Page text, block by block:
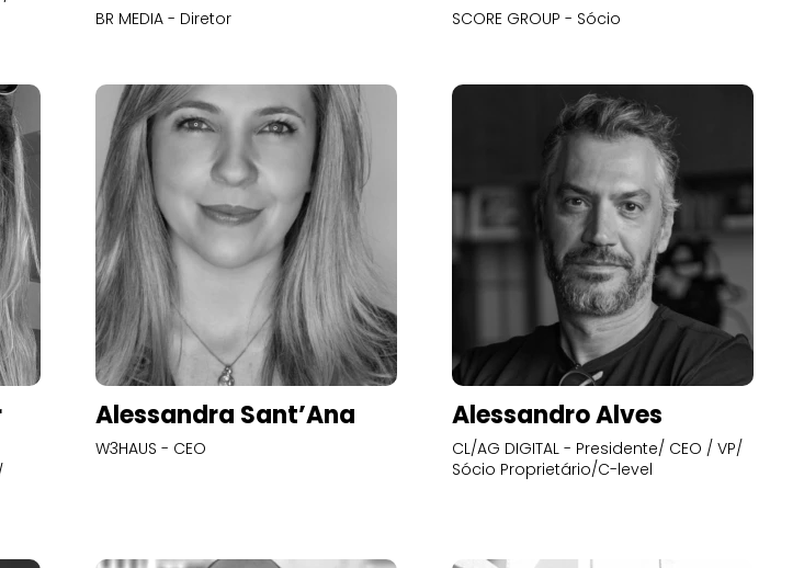
BR MEDIA - Diretor SCORE GROUP - Sócio
Alessandra Sant’Ana
W3HAUS - CEO
Alessandro Alves
CL/AG DIGITAL - Presidente/ CEO / VP/
Sócio Proprietário/C-level